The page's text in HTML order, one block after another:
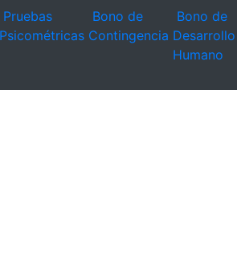
Pruebas
Psicométricas
Bono de
Contingencia
Bono de
Desarrollo
Humano